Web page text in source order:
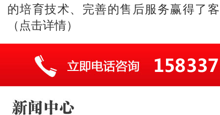
的培育技术、完善的售后服务赢得了
（点击详情）